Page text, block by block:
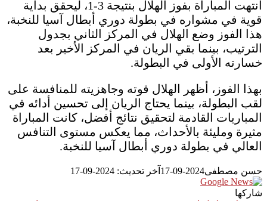
انتهت المباراة بفوز الهلال بنتيجة 3-1، ليحقق بداية
قوية في مشواره في بطولة دوري أبطال آسيا للنخبة،
هذا الفوز وضع الهلال في المركز الثاني بجدول
الترتيب، بينما بقي الريان في المركز الأخير بعد
خسارته الأولى في البطولة.
بهذا الفوز، أظهر الهلال قوته وجاهزيته للمنافسة على
لقب البطولة، بينما يحتاج الريان إلى تحسين أدائه في
المباريات القادمة لتحقيق نتائج أفضل، كانت المباراة
مثيرة ومليئة بالأحداث، مما يعكس مستوى التنافس
العالي في بطولة دوري أبطال آسيا للنخبة.
حسن مصطفى2024-09-17 آخر تحديث: 2024-09-17
شاركها